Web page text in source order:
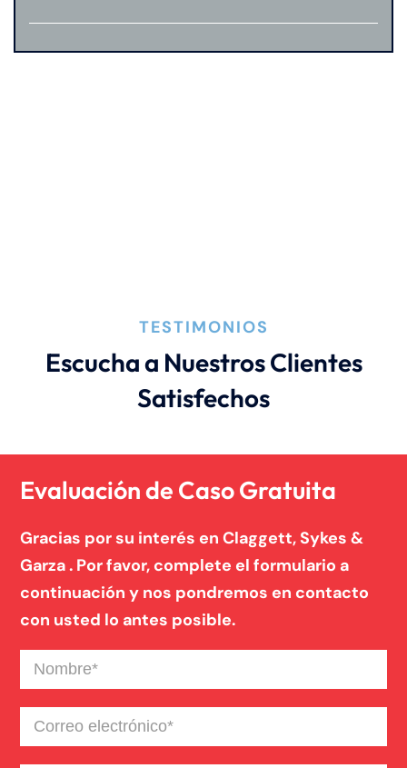
TESTIMONIOS
Escucha a Nuestros Clientes
Satisfechos
Evaluación de Caso Gratuita
Gracias por su interés en Claggett, Sykes &
Garza . Por favor, complete el formulario a
continuación y nos pondremos en contacto
con usted lo antes posible.
Nombre(Required)
Correo
electrónico(Required)